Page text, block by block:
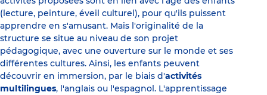
(lecture, peinture, éveil culturel), pour qu'ils puissent
apprendre en s'amusant. Mais l'originalité de la
structure se situe au niveau de son projet
pédagogique, avec une ouverture sur le monde et ses
différentes cultures. Ainsi, les enfants peuvent
découvrir en immersion, par le biais d'activités
multilingues, l'anglais ou l'espagnol. L'apprentissage